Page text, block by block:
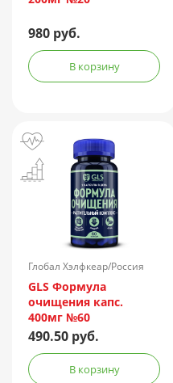
980 руб.
В корзину
Глобал Хэлфкеар/Россия
GLS Формула
очищения капс.
400мг №60
490.50 руб.
В корзину